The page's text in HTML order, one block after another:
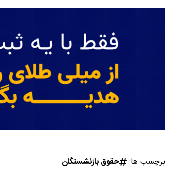
برچسب ها: حقوق بازنشستگان